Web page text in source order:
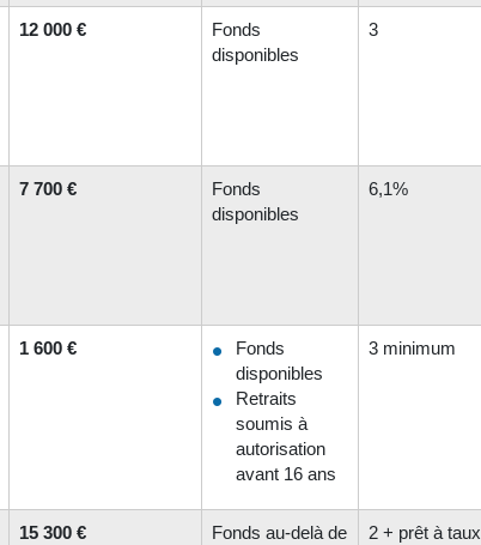
12 000 €
Fonds
disponibles
3
7 700 €
Fonds
disponibles
6,1%
1 600 €
Fonds
disponibles
Retraits
soumis à
autorisation
avant 16 ans
3 minimum
15 300 €
Fonds au-delà de
2 + prêt à taux